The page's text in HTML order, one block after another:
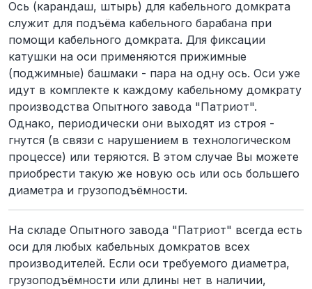
Ось (карандаш, штырь) для кабельного домкрата
служит для подъёма кабельного барабана при
помощи кабельного домкрата. Для фиксации
катушки на оси применяются прижимные
(поджимные) башмаки - пара на одну ось. Оси уже
идут в комплекте к каждому кабельному домкрату
производства Опытного завода "Патриот".
Однако, периодически они выходят из строя -
гнутся (в связи с нарушением в технологическом
процессе) или теряются. В этом случае Вы можете
приобрести такую же новую ось или ось большего
диаметра и грузоподъёмности.
На складе Опытного завода "Патриот" всегда есть
оси для любых кабельных домкратов всех
производителей. Если оси требуемого диаметра,
грузоподъёмности или длины нет в наличии,